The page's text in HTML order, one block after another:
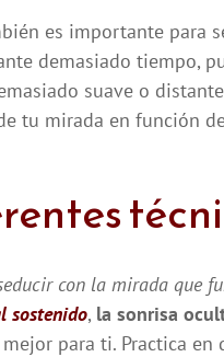
es importante para
demasiado tiempo,
suave o
tu mirada en función
con la mirada que
sostenido, la sonrisa
para ti. Practica